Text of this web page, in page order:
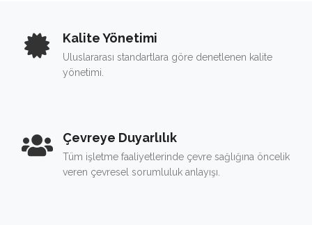
Kalite Yönetimi
Uluslararası standartlara göre denetlenen kalite
yönetimi.
Çevreye Duyarlılık
Tüm işletme faaliyetlerinde çevre sağlığına öncelik
veren çevresel sorumluluk anlayışı.